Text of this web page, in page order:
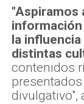
"Aspiramos
la
distintas
contenidos
divulgativo",